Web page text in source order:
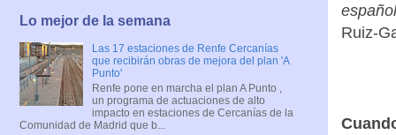
Ruiz-
Lo mejor de la semana
Las 17 estaciones de Renfe Cercanías
que recibirán obras de mejora del plan 'A
Punto'
Renfe pone en marcha el plan A Punto ,
un programa de actuaciones de alto
impacto en estaciones de Cercanías de la
Comunidad de Madrid que b...